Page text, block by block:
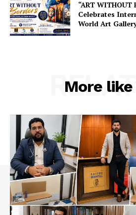
“ART WITHOUT
Celebrates
World Art
More